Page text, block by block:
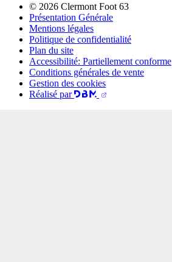
© 2026 Clermont Foot 63
Présentation Générale
Mentions légales
Politique de confidentialité
Plan du site
Accessibilité: Partiellement conforme
Conditions générales de vente
Gestion des cookies
Réalisé par